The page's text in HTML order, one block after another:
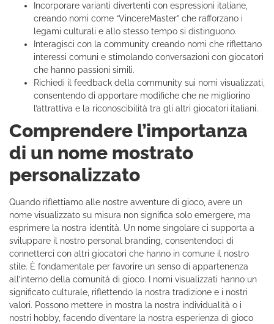
Incorporare varianti divertenti con espressioni italiane,
creando nomi come “VincereMaster” che rafforzano i
legami culturali e allo stesso tempo si distinguono.
Interagisci con la community creando nomi che riflettano
interessi comuni e stimolando conversazioni con giocatori
che hanno passioni simili.
Richiedi il feedback della community sui nomi visualizzati,
consentendo di apportare modifiche che ne migliorino
l’attrattiva e la riconoscibilità tra gli altri giocatori italiani.
Comprendere l’importanza
di un nome mostrato
personalizzato
Quando riflettiamo alle nostre avventure di gioco, avere un
nome visualizzato su misura non significa solo emergere, ma
esprimere la nostra identità. Un nome singolare ci supporta a
sviluppare il nostro personal branding, consentendoci di
connetterci con altri giocatori che hanno in comune il nostro
stile. È fondamentale per favorire un senso di appartenenza
all’interno della comunità di gioco. I nomi visualizzati hanno un
significato culturale, riflettendo la nostra tradizione e i nostri
valori. Possono mettere in mostra la nostra individualità o i
nostri hobby, facendo diventare la nostra esperienza di gioco